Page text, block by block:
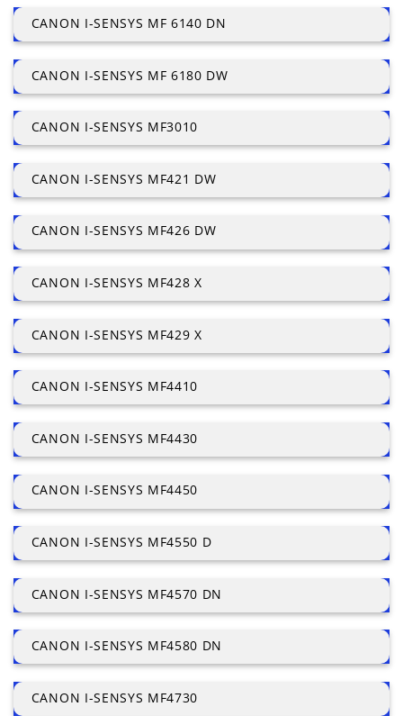
CANON I-SENSYS MF 6140 DN
CANON I-SENSYS MF 6180 DW
CANON I-SENSYS MF3010
CANON I-SENSYS MF421 DW
CANON I-SENSYS MF426 DW
CANON I-SENSYS MF428 X
CANON I-SENSYS MF429 X
CANON I-SENSYS MF4410
CANON I-SENSYS MF4430
CANON I-SENSYS MF4450
CANON I-SENSYS MF4550 D
CANON I-SENSYS MF4570 DN
CANON I-SENSYS MF4580 DN
CANON I-SENSYS MF4730